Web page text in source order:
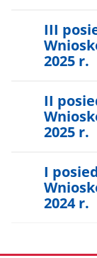
III
2025 r.
II
2025 r.
I
2024 r.